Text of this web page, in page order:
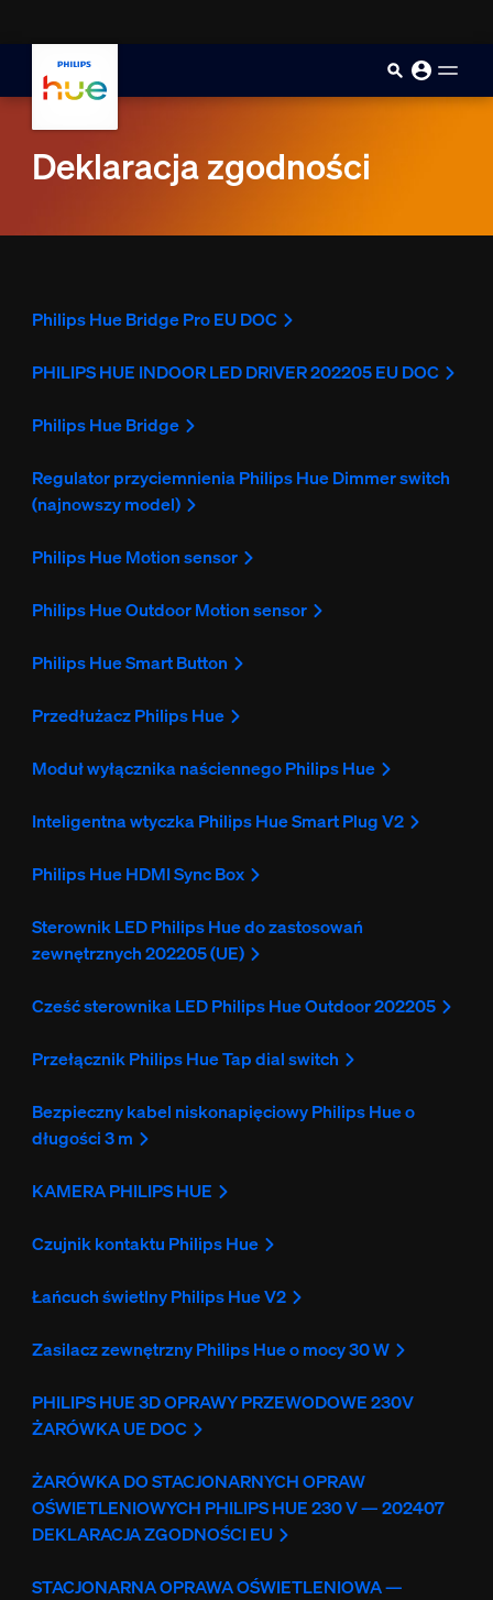
Deklaracja zgodności
Philips Hue Bridge Pro EU DOC
PHILIPS HUE INDOOR LED DRIVER 202205 EU DOC
Philips Hue Bridge
Regulator przyciemnienia Philips Hue Dimmer switch
(najnowszy model)
Philips Hue Motion sensor
Philips Hue Outdoor Motion sensor
Philips Hue Smart Button
Przedłużacz Philips Hue
Moduł wyłącznika naściennego Philips Hue
Inteligentna wtyczka Philips Hue Smart Plug V2
Philips Hue HDMI Sync Box
Sterownik LED Philips Hue do zastosowań
zewnętrznych 202205 (UE)
Cześć sterownika LED Philips Hue Outdoor 202205
Przełącznik Philips Hue Tap dial switch
Bezpieczny kabel niskonapięciowy Philips Hue o
długości 3 m
KAMERA PHILIPS HUE
Czujnik kontaktu Philips Hue
Łańcuch świetlny Philips Hue V2
Zasilacz zewnętrzny Philips Hue o mocy 30 W
PHILIPS HUE 3D OPRAWY PRZEWODOWE 230V
ŻARÓWKA UE DOC
ŻARÓWKA DO STACJONARNYCH OPRAW
OŚWIETLENIOWYCH PHILIPS HUE 230 V — 202407
DEKLARACJA ZGODNOŚCI EU
STACJONARNA OPRAWA OŚWIETLENIOWA —